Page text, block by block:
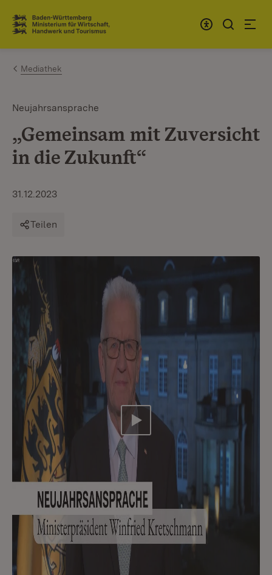
Zum Inhalt springen
Link zur Startseite
Mediathek
Neujahrsansprache
„Gemeinsam mit Zuversicht
in die Zukunft“
31.12.2023
Teilen
Video abspielen